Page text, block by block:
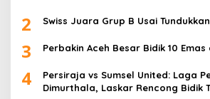
2 Swiss Juara Grup B Usai
3 Perbakin Aceh Besar Bidik 10 Emas
4
Persiraja vs Sumsel United: Laga
Dimurthala, Laskar Rencong Bidik